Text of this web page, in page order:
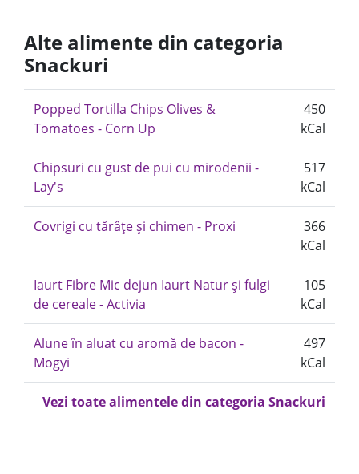
Alte alimente din categoria
Snackuri
Popped Tortilla Chips Olives &
Tomatoes - Corn Up
450
kCal
Chipsuri cu gust de pui cu mirodenii -
Lay's
517
kCal
Covrigi cu tărâțe și chimen - Proxi
366
kCal
Iaurt Fibre Mic dejun Iaurt Natur și fulgi
de cereale - Activia
105
kCal
Alune în aluat cu aromă de bacon -
Mogyi
497
kCal
Vezi toate alimentele din categoria Snackuri